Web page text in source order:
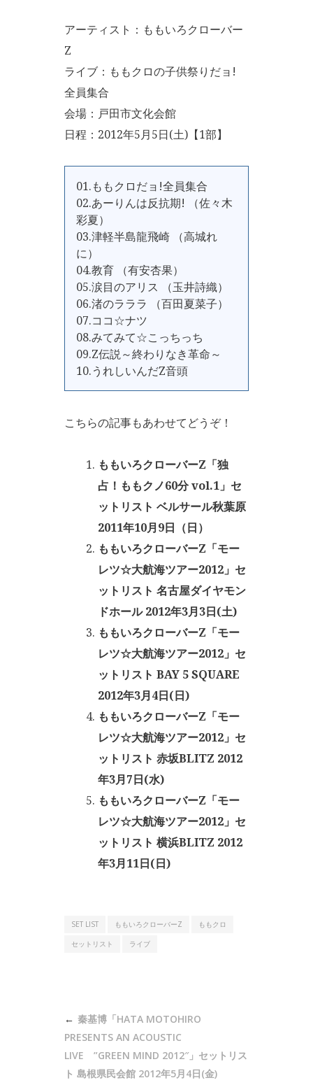
アーティスト：ももいろクローバー
Z
ライブ：ももクロの子供祭りだョ!
全員集合
会場：戸田市文化会館
日程：2012年5月5日(土)【1部】
01.ももクロだョ!全員集合
02.あーりんは反抗期! （佐々木
彩夏）
03.津軽半島龍飛崎 （高城れ
に）
04.教育 （有安杏果）
05.涙目のアリス （玉井詩織）
06.渚のラララ （百田夏菜子）
07.ココ☆ナツ
08.みてみて☆こっちっち
09.Z伝説～終わりなき革命～
10.うれしいんだZ音頭
こちらの記事もあわせてどうぞ！
ももいろクローバーZ「独
占！ももクノ60分 vol.1」セ
ットリスト ベルサール秋葉原
2011年10月9日（日）
ももいろクローバーZ「モー
レツ☆大航海ツアー2012」セ
ットリスト 名古屋ダイヤモン
ドホール 2012年3月3日(土)
ももいろクローバーZ「モー
レツ☆大航海ツアー2012」セ
ットリスト BAY 5 SQUARE
2012年3月4日(日)
ももいろクローバーZ「モー
レツ☆大航海ツアー2012」セ
ットリスト 赤坂BLITZ 2012
年3月7日(水)
ももいろクローバーZ「モー
レツ☆大航海ツアー2012」セ
ットリスト 横浜BLITZ 2012
年3月11日(日)
SET LIST ももいろクローバーZ
ももクロ
セットリスト
ライブ
秦基博「HATA MOTOHIRO
PRESENTS AN ACOUSTIC
LIVE ”GREEN MIND 2012″」セットリス
ト 島根県民会館 2012年5月4日(金)